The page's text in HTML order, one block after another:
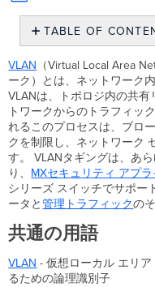
Save
PDF
TABLE OF
通
の
用
語
ベ
ス
ト
プ
ラ
ク
テ
ィ
ス
VLAN （Virtual Local Area
ーク）とは、ネットワーク
VLANは、トポロジ内の共
トワークからのトラフィッ
れるこのプロセスは、ブロ
クを制限し、ネットワーク
す。 VLANタギングは、あ
り、 MXセキュリティ アプラ
シリーズ スイッチでサポー
ータと管理トラフィックの
共通の用語
VLAN - 仮想ローカル エリ
るための論理識別子